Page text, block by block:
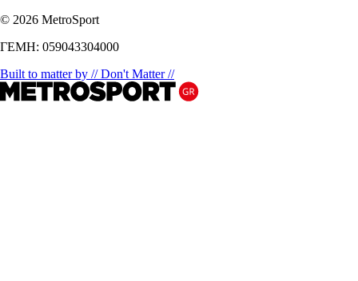
© 2026 MetroSport
ΓΕΜΗ: 059043304000
Built to matter by // Don't Matter //